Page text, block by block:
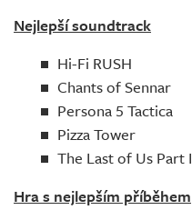
Nejlepší soundtrack
Hi-Fi RUSH
Chants of Sennar
Persona 5 Tactica
Pizza Tower
The Last of Us Part I
Hra s nejlepším příběhem